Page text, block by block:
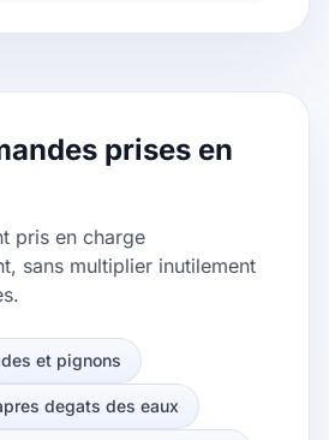
prises en
pris en charge
sans multiplier inutilement
et pignons
degats des eaux